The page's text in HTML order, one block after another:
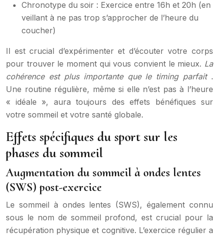
Chronotype du soir : Exercice entre 16h et 20h (en
veillant à ne pas trop s’approcher de l’heure du
coucher)
Il est crucial d’expérimenter et d’écouter votre corps
pour trouver le moment qui vous convient le mieux. La
cohérence est plus importante que le timing parfait .
Une routine régulière, même si elle n’est pas à l’heure
« idéale », aura toujours des effets bénéfiques sur
votre sommeil et votre santé globale.
Effets spécifiques du sport sur les
phases du sommeil
Augmentation du sommeil à ondes lentes
(SWS) post-exercice
Le sommeil à ondes lentes (SWS), également connu
sous le nom de sommeil profond, est crucial pour la
récupération physique et cognitive. L’exercice régulier a